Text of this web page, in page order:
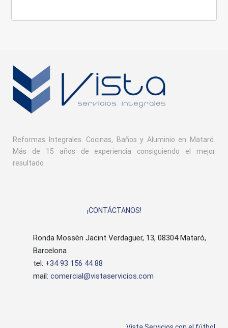
Reformas Integrales. Cocinas, Baños y Aluminio en Mataró.
Más de 15 años de experiencia consiguiendo el mejor
resultado
¡CONTÁCTANOS!
Ronda Mossèn Jacint Verdaguer, 13, 08304 Mataró,
Barcelona
tel: +34 93 156 44 88
mail: comercial@vistaservicios.com